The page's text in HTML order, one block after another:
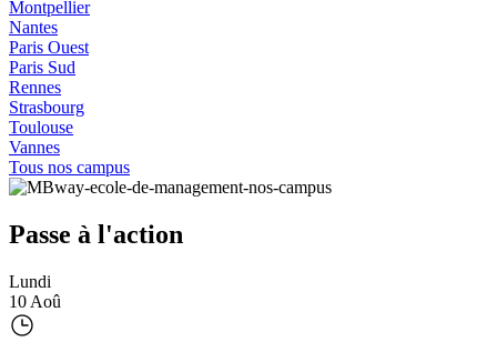
Montpellier
Nantes
Paris Ouest
Paris Sud
Rennes
Strasbourg
Toulouse
Vannes
Tous nos campus
Passe à l'action
Lundi
10 Aoû